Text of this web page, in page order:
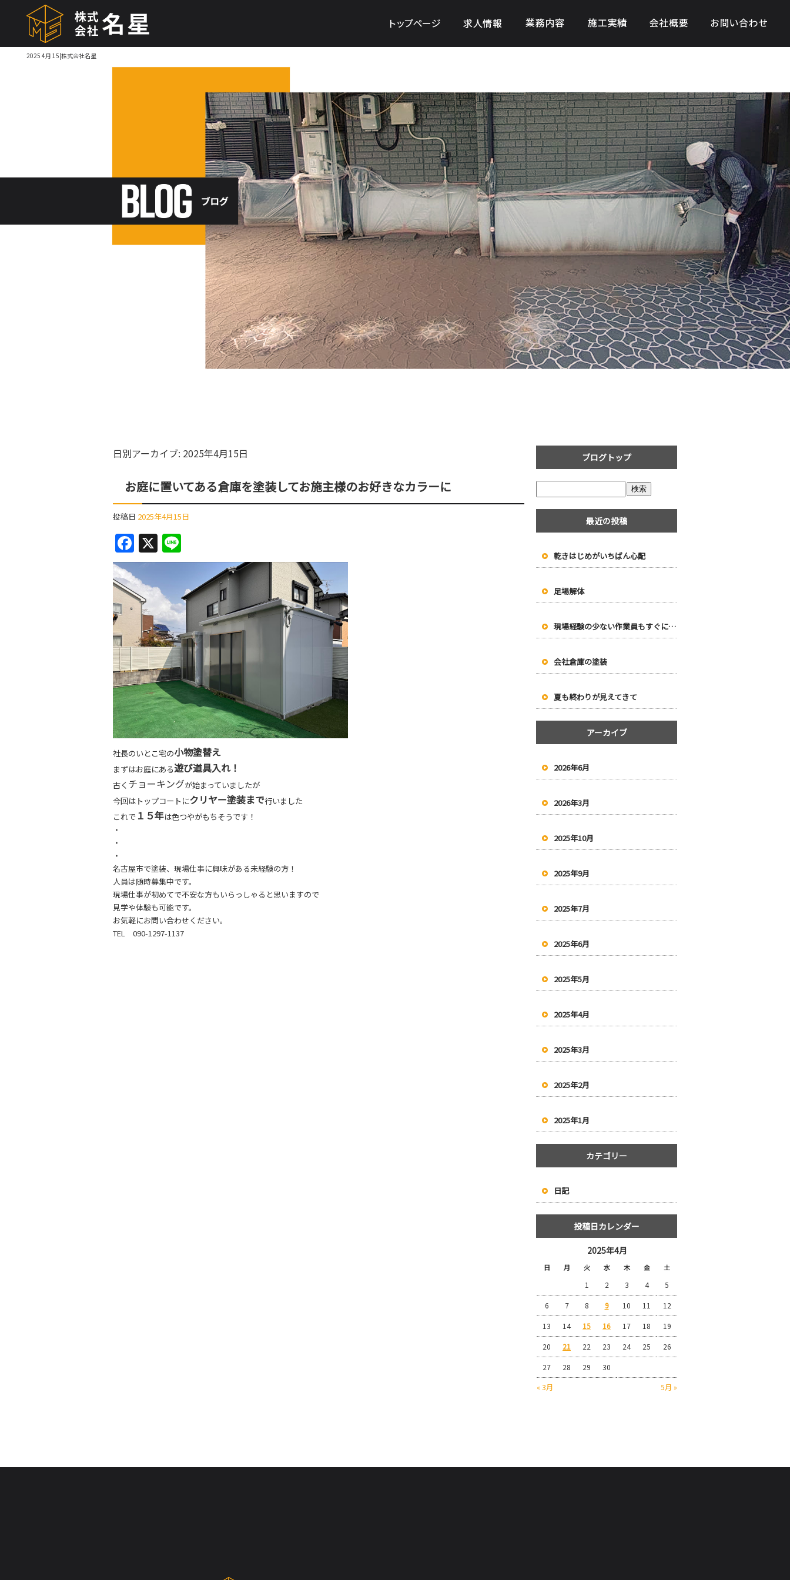
2025 4月 15|株式会社名星
日別アーカイブ: 2025年4月15日
お庭に置いてある倉庫を塗装してお施主様のお好きなカラーに
投稿日 2025年4月15日
F
a
c
e
b
o
o
k
X
n
社長のいとこ宅の小物塗替え
まずはお庭にある遊び道具入れ！
古く チョーキングが始まっていましたが
今回はトップコートにクリヤー塗装まで行いました
これで １５年は色つやがもちそうです！
・
・
・
名古屋市で塗装、現場仕事に興味がある未経験の方！
人員は随時募集中です。
現場仕事が初めてで不安な方もいらっしゃると思いますので
見学や体験も可能です。
お気軽にお問い合わせください。
TEL 090-1297-1137
ブログトップ
最近の投稿
乾きはじめがいちばん心配
足場解体
現場経験の少ない作業員もすぐに塗り始められます
会社倉庫の塗装
夏も終わりが見えてきて
アーカイブ
2026年6月
2026年3月
2025年10月
2025年9月
2025年7月
2025年6月
2025年5月
2025年4月
2025年3月
2025年2月
2025年1月
カテゴリー
日記
投稿日カレンダー
2025年4月
日 月 火 水 木 金 土
« 3月 5月 »
1 2 3 4 5
6 7 8 9 10 11 12
13 14 15 16 17 18 19
20 21 22 23 24 25 26
27 28 29 30